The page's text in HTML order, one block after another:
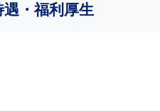
遇・福利厚生